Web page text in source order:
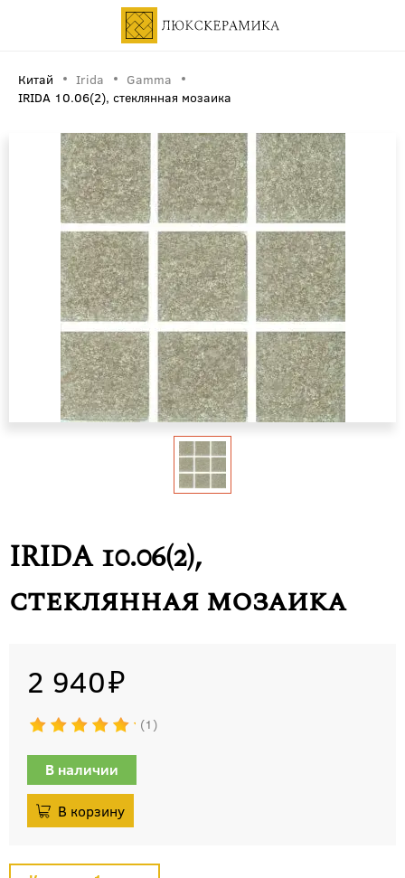
Китай Irida
Gamma
IRIDA 10.06(2), стеклянная мозаика
IRIDA 10.06(2),
стеклянная мозаика
2 940
1
В наличии